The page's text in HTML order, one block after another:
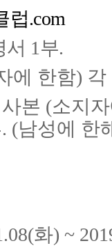
럽.com
1부.
에 한함) 각
본 (소지
(남성에 한
화) ~